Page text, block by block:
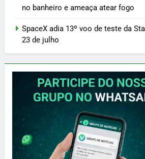
no banheiro e ameaça atear fogo
SpaceX adia 13º voo de teste da
23 de julho